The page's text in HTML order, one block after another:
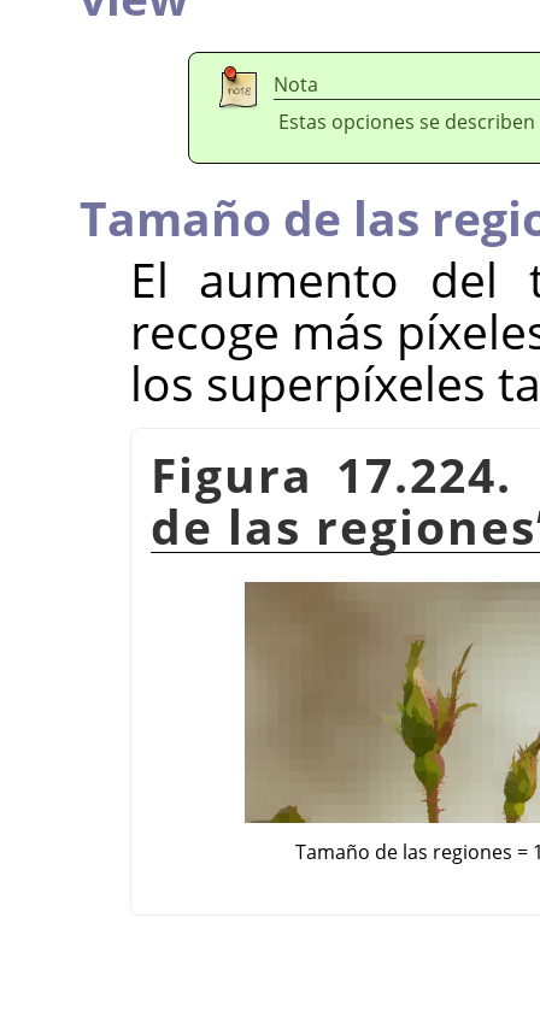
Nota
Estas opciones se
Tamaño de las
El aumento del
recoge más
los superpíxeles
Figura
de las regiones
Tamaño de las regiones =